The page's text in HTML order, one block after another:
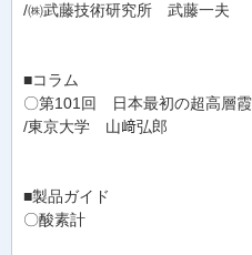
/㈱武藤技術研究所 武藤一夫
■コラム
〇第101回 日本最初の超高層
/東京大学 山﨑弘郎
■製品ガイド
〇酸素計